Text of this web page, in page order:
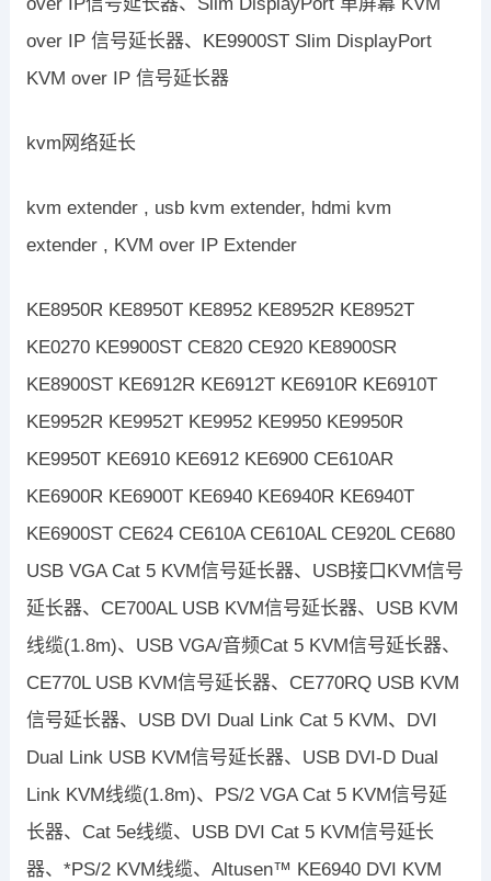
over IP 信号延长器、KE9900ST Slim DisplayPort
KVM over IP 信号延长器
kvm网络延长
kvm extender , usb kvm extender, hdmi kvm
extender , KVM over IP Extender
KE8950R KE8950T KE8952 KE8952R KE8952T
KE0270 KE9900ST CE820 CE920 KE8900SR
KE8900ST KE6912R KE6912T KE6910R KE6910T
KE9952R KE9952T KE9952 KE9950 KE9950R
KE9950T KE6910 KE6912 KE6900 CE610AR
KE6900R KE6900T KE6940 KE6940R KE6940T
KE6900ST CE624 CE610A CE610AL CE920L CE680
USB VGA Cat 5 KVM信号延长器、USB接口KVM信号
延长器、CE700AL USB KVM信号延长器、USB KVM
线缆(1.8m)、USB VGA/音频Cat 5 KVM信号延长器、
CE770L USB KVM信号延长器、CE770RQ USB KVM
信号延长器、USB DVI Dual Link Cat 5 KVM、DVI
Dual Link USB KVM信号延长器、USB DVI-D Dual
Link KVM线缆(1.8m)、PS/2 VGA Cat 5 KVM信号延
长器、Cat 5e线缆、USB DVI Cat 5 KVM信号延长
器、*PS/2 KVM线缆、Altusen™ KE6940 DVI KVM